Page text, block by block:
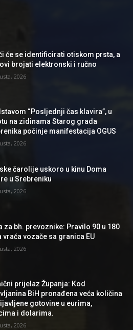
će se identificirati otiskom prsta, a
brojati elektronski i ručno
2026
“Posljednji čas klavira”, u
na zidinama Starog grada
počinje manifestacija OGUS
2026
čarolije uskoro u kinu Doma
u Srebreniku
2026
za bh. prevoznike: Pravilo 90 u 180
vraća vozače sa granica EU
2026
prijelaz Županja: Kod
BiH pronađena veća količina
gotovine u eurima,
i dolarima.
2026